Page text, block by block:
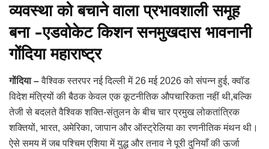
व्यवस्था को बचाने वाला प्रभावशाली समूह
बना -एडवोकेट किशन सनमुखदास भावनानी
गोंदिया महाराष्ट्र
गोंदिया –वैश्विक स्तरपर नई दिल्ली में 26 मई 2026 को संपन्न हुई, क्वॉड
विदेश मंत्रियों की बैठक केवल एक कूटनीतिक औपचारिकता नहीं थी,बल्कि
तेजी से बदलते वैश्विक शक्ति-संतुलन के बीच चार प्रमुख लोकतांत्रिक
शक्तियों, भारत, अमेरिका, जापान और ऑस्ट्रेलिया का रणनीतिक मंथन थी।
ऐसे समय में जब पश्चिम एशिया में युद्ध और तनाव ने पूरी दुनियाँ की ऊर्जा